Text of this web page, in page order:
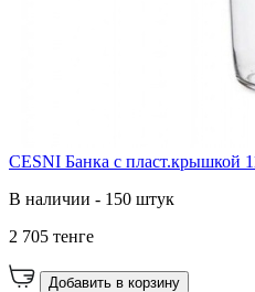
CESNI Банка с пласт.крышкой
В наличии - 150 штук
2 705 тенге
Добавить в корзину